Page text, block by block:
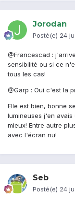
Jorodan
Posté(e) 24
@Francescad :
sensibilité ou si ce
tous les cas!
@Garp : Oui c'est la
Elle est bien, bonne
lumineuses j'en
mieux! Entre autre
avec l'écran nu!
Seb
Posté(e) 24